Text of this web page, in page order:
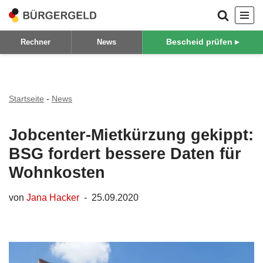
Zum
Inhalt
Rechner News Bescheid prüfen ▸
Startseite - News
Jobcenter-Mietkürzung gekippt:
BSG fordert bessere Daten für
Wohnkosten
von Jana Hacker 25.09.2020